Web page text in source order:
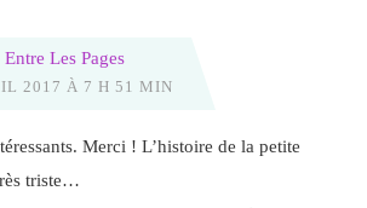
Les Pages
2017 À 7 H 51 MIN
Merci ! L’histoire de la petite
triste…